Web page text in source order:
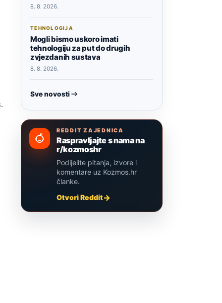
8. 8. 2026.
TEHNOLOGIJA
Mogli bismo uskoro imati
tehnologiju za put do drugih
zvjezdanih sustava
8. 8. 2026.
Sve novosti
REDDIT ZAJEDNICA
Raspravljajte s nama na
r/kozmoshr
Podijelite pitanja, izvore i
komentare uz Kozmos.hr
članke.
Otvori Reddit